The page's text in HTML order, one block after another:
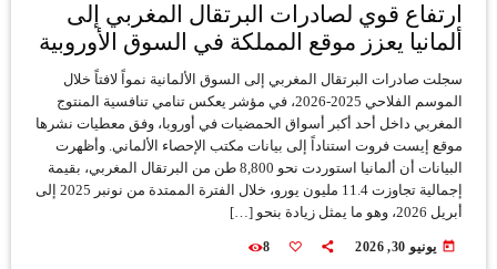
ارتفاع قوي لصادرات البرتقال المغربي إلى
ألمانيا يعزز موقع المملكة في السوق الأوروبية
سجلت صادرات البرتقال المغربي إلى السوق الألمانية نمواً لافتاً خلال
الموسم الفلاحي 2025-2026، في مؤشر يعكس تنامي تنافسية المنتوج
المغربي داخل أحد أكبر أسواق الحمضيات في أوروبا، وفق معطيات نشرها
موقع إيست فروت استناداً إلى بيانات مكتب الإحصاء الألماني. وأظهرت
البيانات أن ألمانيا استوردت نحو 8,800 طن من البرتقال المغربي، بقيمة
إجمالية تجاوزت 11.4 مليون يورو، خلال الفترة الممتدة من نونبر 2025 إلى
أبريل 2026، وهو ما يمثل زيادة بنحو […]
today يونيو 30, 2026 8